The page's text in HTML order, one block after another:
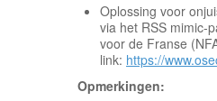
Oplossing voor
via het RSS mimic-
voor de Franse
link: https://
Opmerkingen: